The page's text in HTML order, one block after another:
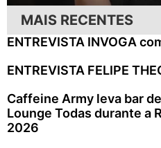
MAIS RECENTES
ENTREVISTA INVOGA
ENTREVISTA FELIPE
Caffeine Army leva bar
Lounge Todas durante a
2026